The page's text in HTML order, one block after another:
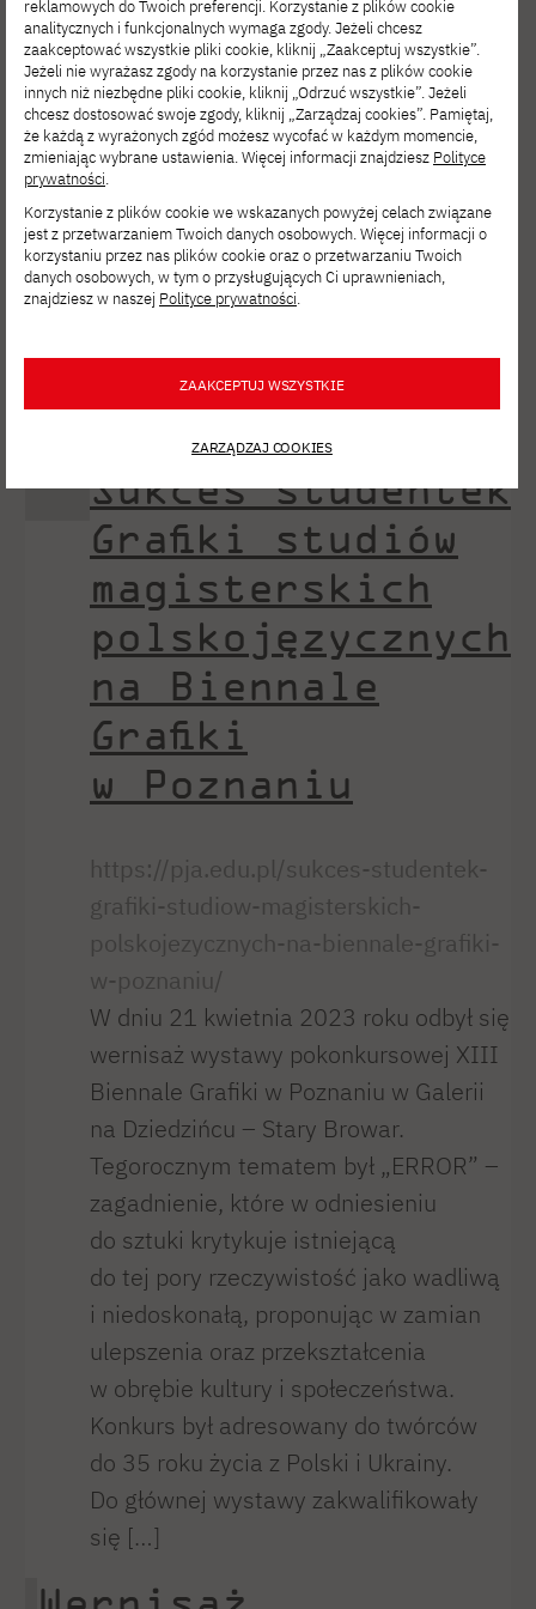
Asher wygłosiła otwarty wykład,
a także przeprowadziła warsztaty
storylellingu zatytułowane Blue
in Green dla studentów Wydziału
Sztuki Nowych Mediów. Wydarzenie
mogło się odbyć dzięki współpracy
organizacyjnej i uprzejmości Pracowni
Rysunku prowadzonej
przez prof. Pawła Nowaka, dra Piotr
Siecińskiego. Wystawę
Sukces studentek
Grafiki studiów
magisterskich
polskojęzycznych
na Biennale
Grafiki
w Poznaniu
https://pja.edu.pl/sukces-studentek-
grafiki-studiow-magisterskich-
polskojezycznych-na-biennale-grafiki-
w-poznaniu/
W dniu 21 kwietnia 2023 roku odbył się
wernisaż wystawy pokonkursowej XIII
Biennale Grafiki w Poznaniu w Galerii
na Dziedzińcu – Stary Browar.
Tegorocznym tematem był „ERROR” –
zagadnienie, które w odniesieniu
do sztuki krytykuje istniejącą
do tej pory rzeczywistość jako wadliwą
i niedoskonałą, proponując w zamian
ulepszenia oraz przekształcenia
w obrębie kultury i społeczeństwa.
Konkurs był adresowany do twórców
do 35 roku życia z Polski i Ukrainy.
Do głównej wystawy zakwalifikowały
się […]
reklamowych do Twoich preferencji. Korzystanie z plików cookie
analitycznych i funkcjonalnych wymaga zgody. Jeżeli chcesz
zaakceptować wszystkie pliki cookie, kliknij „Zaakceptuj wszystkie”.
Jeżeli nie wyrażasz zgody na korzystanie przez nas z plików cookie
innych niż niezbędne pliki cookie, kliknij „Odrzuć wszystkie”. Jeżeli
chcesz dostosować swoje zgody, kliknij „Zarządzaj cookies”. Pamiętaj,
że każdą z wyrażonych zgód możesz wycofać w każdym momencie,
zmieniając wybrane ustawienia. Więcej informacji znajdziesz Polityce
prywatności.
Korzystanie z plików cookie we wskazanych powyżej celach związane
jest z przetwarzaniem Twoich danych osobowych. Więcej informacji o
korzystaniu przez nas plików cookie oraz o przetwarzaniu Twoich
danych osobowych, w tym o przysługujących Ci uprawnieniach,
znajdziesz w naszej Polityce prywatności.
ZAAKCEPTUJ WSZYSTKIE
ZARZĄDZAJ COOKIES